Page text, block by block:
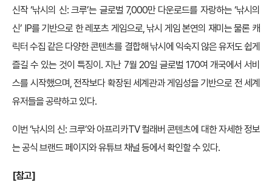
신작 ‘낚시의 신: 크루’는 글로벌 7,000만 다운로드를 자랑하는 ‘낚시의
신’ IP를 기반으로 한 레포츠 게임으로, 낚시 게임 본연의 재미는 물론 캐
릭터 수집 같은 다양한 콘텐츠를 결합해 낚시에 익숙지 않은 유저도 쉽게
즐길 수 있는 것이 특징이. 지난 7월 20일 글로벌 170여 개국에서 서비
스를 시작했으며, 전작보다 확장된 세계관과 게임성을 기반으로 전 세계
유저들을 공략하고 있다.
이번 ‘낚시의 신: 크루’와 아프리카TV 컬래버 콘텐츠에 대한 자세한 정보
는 공식 브랜드 페이지와 유튜브 채널 등에서 확인할 수 있다.
[참고]